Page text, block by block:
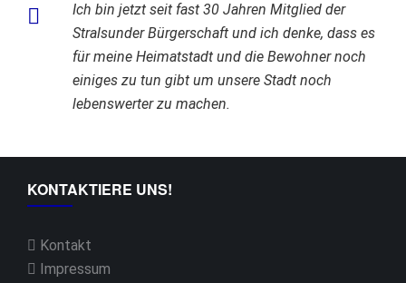
Ich bin jetzt seit fast 30 Jahren Mitglied der
Stralsunder Bürgerschaft und ich denke, dass es
für meine Heimatstadt und die Bewohner noch
einiges zu tun gibt um unsere Stadt noch
lebenswerter zu machen.
KONTAKTIERE UNS!
Kontakt
Impressum